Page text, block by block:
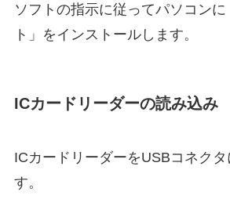
ソフトの指示に従ってパソコン
ト」をインストールします。
ICカードリーダーの読み込み
ICカードリーダーをUSBコネクタ
す。